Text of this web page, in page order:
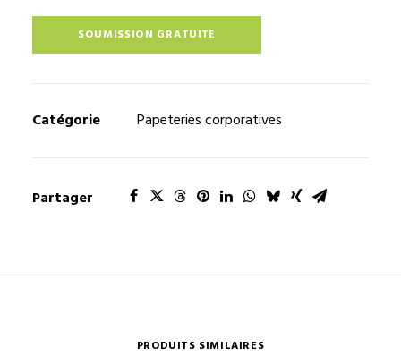
SOUMISSION GRATUITE
Catégorie Papeteries corporatives
Partager
PRODUITS SIMILAIRES